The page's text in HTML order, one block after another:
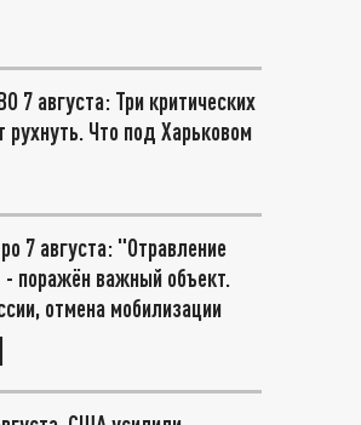
7 августа: Три критических
рухнуть. Что под Харьковом
7 августа: "Отравление
поражён важный объект.
отмена мобилизации